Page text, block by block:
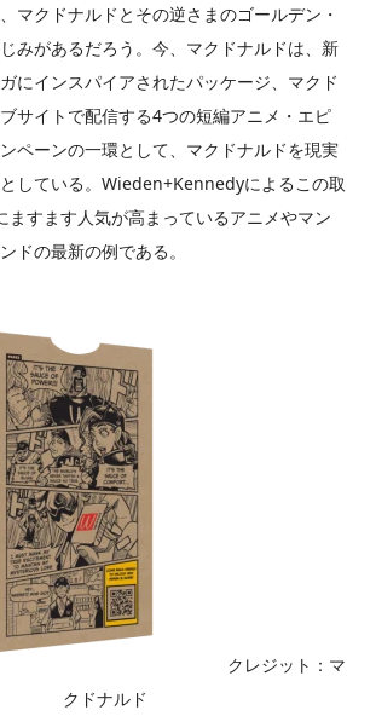
マクドナルドとその逆さまのゴールデン・
みがあるだろう。今、マクドナルドは、新
にインスパイアされたパッケージ、マクド
サイトで配信する4つの短編アニメ・エピ
ペーンの一環として、マクドナルドを現実
している。Wieden+Kennedyによるこの取
ますます人気が高まっているアニメやマン
ドの最新の例である。
クレジット：マ
クドナルド